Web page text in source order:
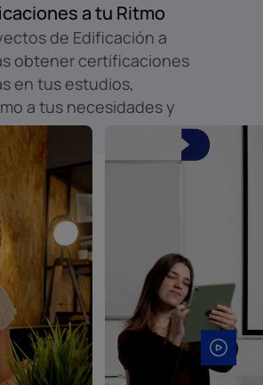
a tu Ritmo
de Edificación a
obtener certificaciones
en tus estudios,
a tus necesidades y